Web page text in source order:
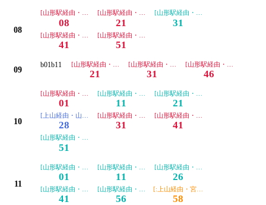
08
[山形駅経由・宮城交通便]
08
[山形駅経由・宮城交通便]
21
[山形駅経由・山交バス便]
31
[山形駅経由・宮城交通便]
41
[山形駅経由・宮城交通便]
51
09
b01b11 [山形駅経由・宮城交通便]
21
[山形駅経由・宮城交通便]
31
[山形駅経由・宮城交通便]
46
10
[山形駅経由・宮城交通便]
01
[山形駅経由・山交バス便]
11
[山形駅経由・山交バス便]
21
[上山経由・山交バス便]
28
[山形駅経由・宮城交通便]
31
[山形駅経由・宮城交通便]
41
[山形駅経由・山交バス便]
51
11
[山形駅経由・山交バス便]
01
[山形駅経由・山交バス便]
11
[山形駅経由・山交バス便]
26
[山形駅経由・山交バス便]
41
[山形駅経由・山交バス便]
56
[:上山経由・宮城交通便]
58